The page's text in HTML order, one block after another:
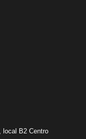
local B2 Centro